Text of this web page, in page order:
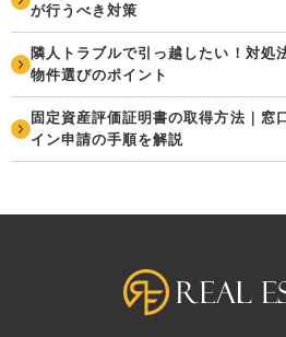
が行うべき対策
隣人トラブルで引っ越したい！対処
物件選びのポイント
固定資産評価証明書の取得方法｜窓
イン申請の手順を解説